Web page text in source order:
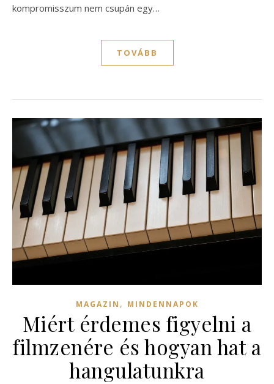
kompromisszum nem csupán egy…
TOVÁBB
MAGAZIN , MINDENNAPOK
Miért érdemes figyelni a
filmzenére és hogyan hat a
hangulatunkra